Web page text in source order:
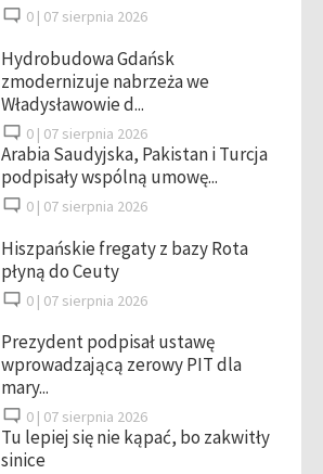
0 | 07 sierpnia 2026
Hydrobudowa Gdańsk
zmodernizuje nabrzeża we
Władysławowie d...
0 | 07 sierpnia 2026
Arabia Saudyjska, Pakistan i Turcja
podpisały wspólną umowę...
0 | 07 sierpnia 2026
Hiszpańskie fregaty z bazy Rota
płyną do Ceuty
0 | 07 sierpnia 2026
Prezydent podpisał ustawę
wprowadzającą zerowy PIT dla
mary...
0 | 07 sierpnia 2026
Tu lepiej się nie kąpać, bo zakwitły
sinice